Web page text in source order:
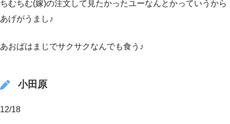
ちむちむ(嫁)の注文して見たかったユーなんとかっていうから
あげがうまし♪
あおばはまじでサクサクなんでも食う♪
小田原
12/18